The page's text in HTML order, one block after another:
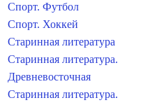
Спорт. Футбол
Спорт. Хоккей
Старинная литература
Старинная литература.
Древневосточная
Старинная литература.